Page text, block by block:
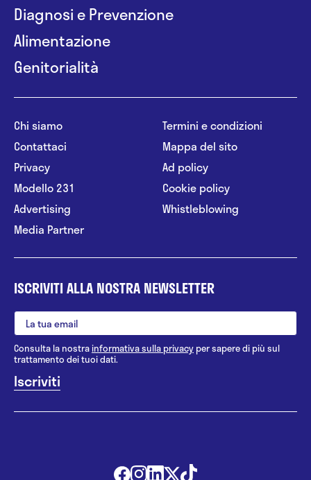
Diagnosi e Prevenzione
Alimentazione
Genitorialità
Chi siamo
Contattaci
Privacy
Modello 231
Advertising
Media Partner
Termini e condizioni
Mappa del sito
Ad policy
Cookie policy
Whistleblowing
ISCRIVITI ALLA NOSTRA NEWSLETTER
Consulta la nostrainformativa sulla privacy per sapere di più sul
trattamento dei tuoi dati.